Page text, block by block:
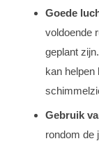
Goede
voldoende
geplant
kan helpen
Gebruik
rondom de